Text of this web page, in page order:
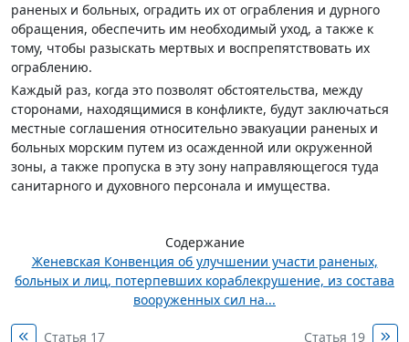
раненых и больных, оградить их от ограбления и дурного
обращения, обеспечить им необходимый уход, а также к
тому, чтобы разыскать мертвых и воспрепятствовать их
ограблению.
Каждый раз, когда это позволят обстоятельства, между
сторонами, находящимися в конфликте, будут заключаться
местные соглашения относительно эвакуации раненых и
больных морским путем из осажденной или окруженной
зоны, а также пропуска в эту зону направляющегося туда
санитарного и духовного персонала и имущества.
Содержание
Женевская Конвенция об улучшении участи раненых,
больных и лиц, потерпевших кораблекрушение, из состава
вооруженных сил на...
Статья 17 Статья 19